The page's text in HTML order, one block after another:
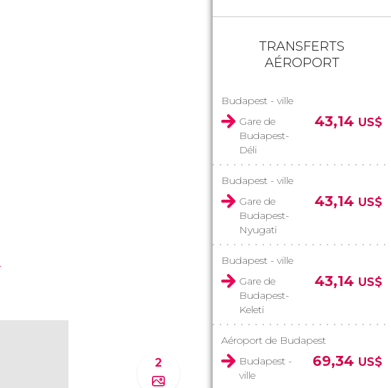
2
TRANSFERTS
AÉROPORT
Budapest - ville
Gare de
Budapest-
Déli
43,14 US$
Budapest - ville
Gare de
Budapest-
Nyugati
43,14 US$
Budapest - ville
Gare de
Budapest-
Keleti
43,14 US$
Aéroport de Budapest
Budapest -
ville
69,34 US$